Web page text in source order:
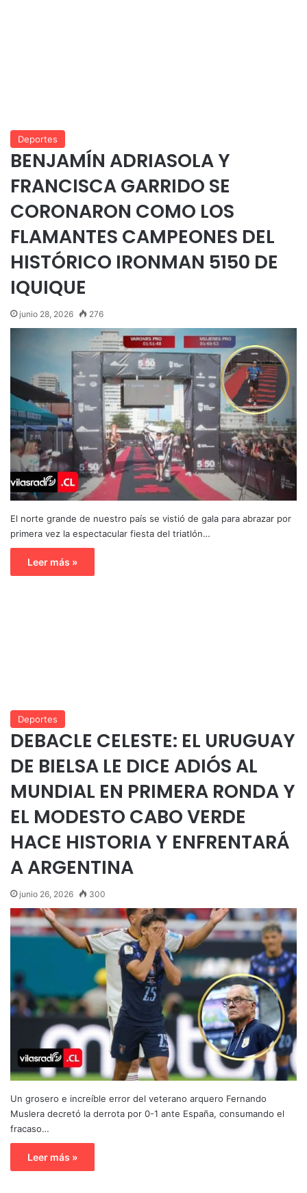
Deportes
BENJAMÍN ADRIASOLA Y
FRANCISCA GARRIDO SE
CORONARON COMO LOS
FLAMANTES CAMPEONES DEL
HISTÓRICO IRONMAN 5150 DE
IQUIQUE
junio 28, 2026 276
El norte grande de nuestro país se vistió de gala para abrazar por
primera vez la espectacular fiesta del triatlón…
Leer más »
Deportes
DEBACLE CELESTE: EL URUGUAY
DE BIELSA LE DICE ADIÓS AL
MUNDIAL EN PRIMERA RONDA Y
EL MODESTO CABO VERDE
HACE HISTORIA Y ENFRENTARÁ
A ARGENTINA
junio 26, 2026 300
Un grosero e increíble error del veterano arquero Fernando
Muslera decretó la derrota por 0-1 ante España, consumando el
fracaso…
Leer más »